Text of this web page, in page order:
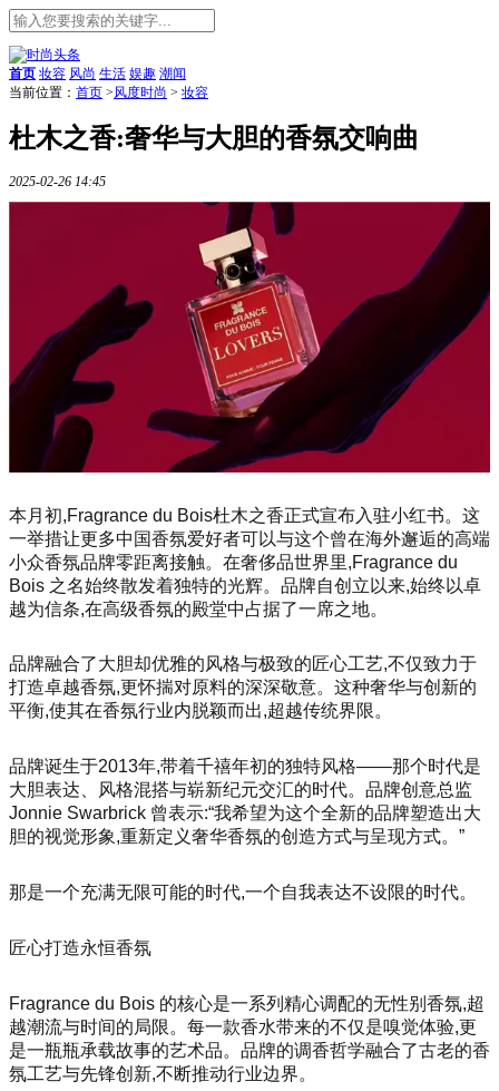
首页 妆容 风尚 生活 娱趣 潮闻
当前位置： 首页 >风度时尚 > 妆容
杜木之香:奢华与大胆的香氛交响曲
2025-02-26 14:45
本月初,Fragrance du Bois杜木之香正式宣布入驻小红书。这
一举措让更多中国香氛爱好者可以与这个曾在海外邂逅的高端
小众香氛品牌零距离接触。在奢侈品世界里,Fragrance du
Bois 之名始终散发着独特的光辉。品牌自创立以来,始终以卓
越为信条,在高级香氛的殿堂中占据了一席之地。
品牌融合了大胆却优雅的风格与极致的匠心工艺,不仅致力于
打造卓越香氛,更怀揣对原料的深深敬意。这种奢华与创新的
平衡,使其在香氛行业内脱颖而出,超越传统界限。
品牌诞生于2013年,带着千禧年初的独特风格——那个时代是
大胆表达、风格混搭与崭新纪元交汇的时代。品牌创意总监
Jonnie Swarbrick 曾表示:“我希望为这个全新的品牌塑造出大
胆的视觉形象,重新定义奢华香氛的创造方式与呈现方式。”
那是一个充满无限可能的时代,一个自我表达不设限的时代。
匠心打造永恒香氛
Fragrance du Bois 的核心是一系列精心调配的无性别香氛,超
越潮流与时间的局限。每一款香水带来的不仅是嗅觉体验,更
是一瓶瓶承载故事的艺术品。品牌的调香哲学融合了古老的香
氛工艺与先锋创新,不断推动行业边界。